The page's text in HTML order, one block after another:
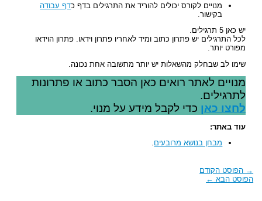
מנויים לקורס יכולים להוריד את התרגילים בדף כדף עבודה
בקישור.
יש כאן 5 תרגילים.
לכל התרגילים יש פתרון כתוב ומיד לאחריו פתרון וידאו. פתרון הוידאו
מפורט יותר.
שימו לב שבחלק מהשאלות יש יותר מתשובה אחת נכונה.
מנויים לאתר רואים כאן הסבר כתוב או פתרונות
לתרגילים.
לחצו כאןכדי לקבל מידע על מנוי.
עוד באתר:
מבחן בנושא מרובעים.
הפוסט הקודם
הפוסט הבא←